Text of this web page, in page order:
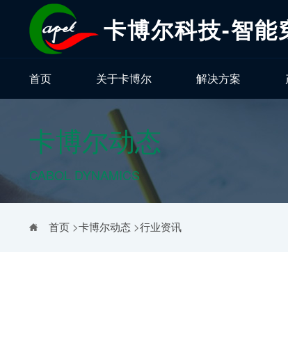
卡博尔科技-智能
首页 关于卡博尔 解决方案
卡博尔动态
CABOL DYNAMICS
首页>卡博尔动态>行业资讯